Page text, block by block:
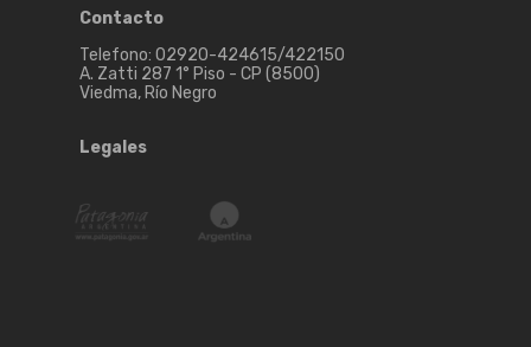
Contacto
Telefono: 02920-424615/422150
A. Zatti 287 1° Piso - CP (8500)
Viedma, Río Negro
Legales